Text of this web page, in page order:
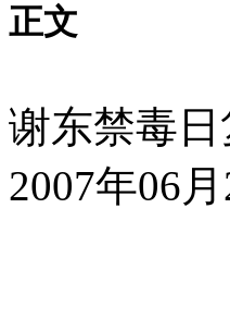
正文
谢东禁毒
2007年06